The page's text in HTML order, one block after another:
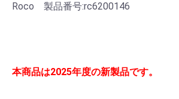
Roco 製品番号:rc6200146
本商品は2025年度の新製品です。